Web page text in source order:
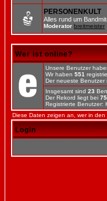
PERSONENKULT
Alles rund um
Moderator breitmeister
Wer ist online?
Unsere Benutzer
Wir haben 551
Der neueste Benutzer
Insgesamt sind 23
Der Rekord liegt bei
Registrierte Benutzer:
Diese Daten zeigen an, wer in
Login